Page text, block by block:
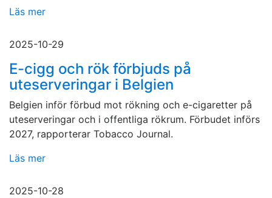
Läs mer
2025-10-29
E-cigg och rök förbjuds på
uteserveringar i Belgien
Belgien inför förbud mot rökning och e-cigaretter på
uteserveringar och i offentliga rökrum. Förbudet införs
2027, rapporterar Tobacco Journal.
Läs mer
2025-10-28